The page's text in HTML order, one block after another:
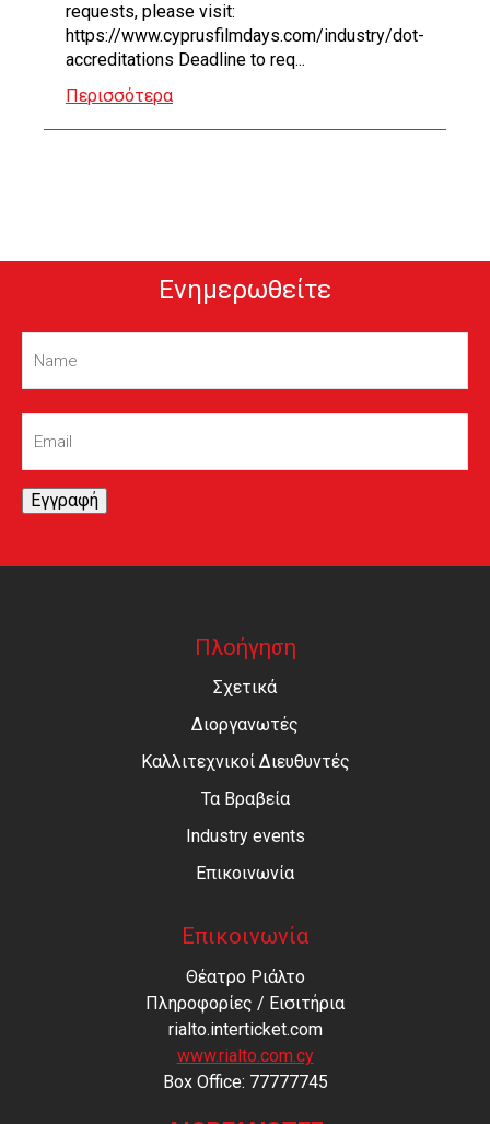
requests, please visit:
https://www.cyprusfilmdays.com/industry/dot-
accreditations Deadline to req...
Περισσότερα
Ενημερωθείτε
Name(Required)
Email(Required)
Εγγραφή
Πλοήγηση
Σχετικά
Διοργανωτές
Καλλιτεχνικοί Διευθυντές
Τα Βραβεία
Industry events
Επικοινωνία
Επικοινωνία
Θέατρο Ριάλτο
Πληροφορίες / Εισιτήρια
rialto.interticket.com
www.rialto.com.cy
Βοx Office: 77777745